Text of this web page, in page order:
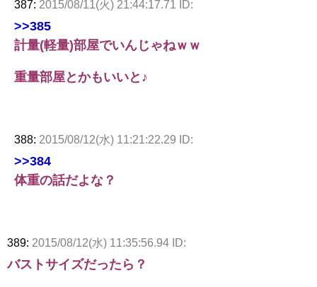
387: 2015/08/11(火) 21:44:17.71 ID:
>>385
計量(軽量)部屋でいんじゃねｗｗ
重量部屋とかもいいと♪
388: 2015/08/12(水) 11:21:22.29 ID:
>>384
体重の話だよな？
389: 2015/08/12(水) 11:35:56.94 ID:
バストサイズだったら？